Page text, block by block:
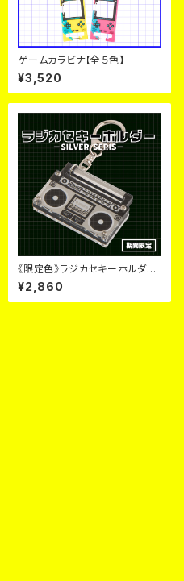
ゲームカラビナ【全５色】
¥3,520
《限定色》ラジカセキーホルダー
《毎月６日~９日のみ販売》
¥2,860